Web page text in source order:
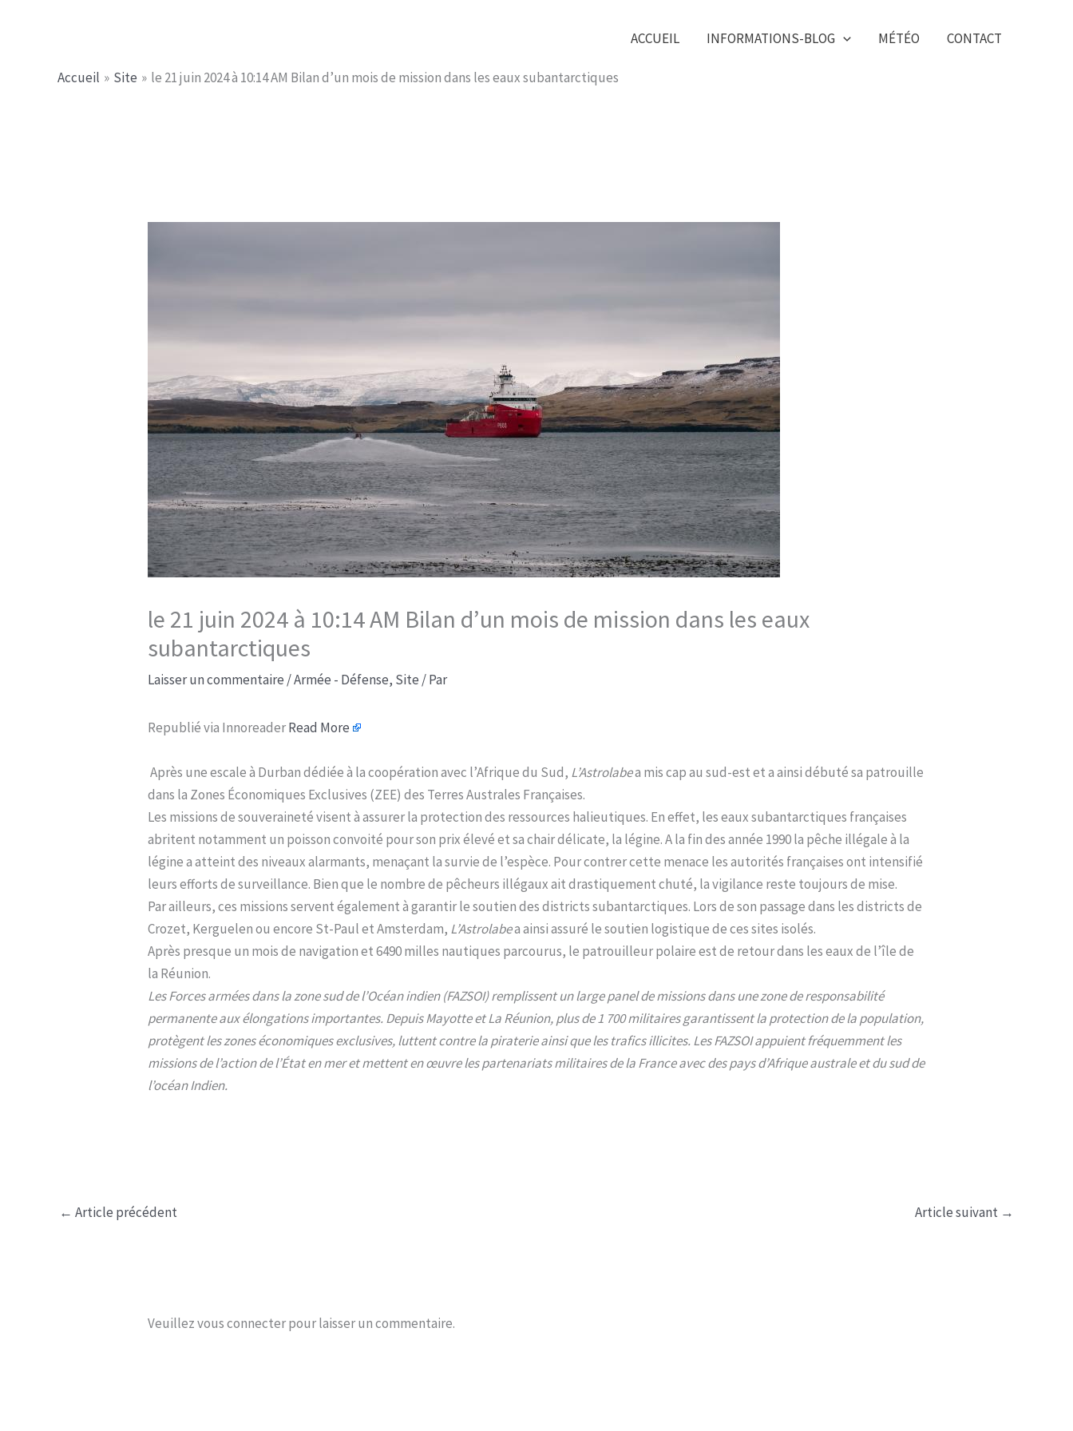
ACCUEIL INFORMATIONS-BLOG MÉTÉO CONTACT
Accueil Site le 21 juin 2024 à 10:14 AM Bilan d’un mois de mission dans les eaux subantarctiques​
le 21 juin 2024 à 10:14 AM Bilan d’un mois de mission dans les eaux
subantarctiques​
Laisser un commentaire /Armée - Défense, Site / Par
Republié via InnoreaderRead More
Après une escale à Durban dédiée à la coopération avec l’Afrique du Sud, L’Astrolabea mis cap au sud-est et a ainsi débuté sa patrouille
dans la Zones Économiques Exclusives (ZEE) des Terres Australes Françaises.
Les missions de souveraineté visent à assurer la protection des ressources halieutiques. En effet, les eaux subantarctiques françaises
abritent notamment un poisson convoité pour son prix élevé et sa chair délicate, la légine. A la fin des année 1990 la pêche illégale à la
légine a atteint des niveaux alarmants, menaçant la survie de l’espèce. Pour contrer cette menace les autorités françaises ont intensifié
leurs efforts de surveillance. Bien que le nombre de pêcheurs illégaux ait drastiquement chuté, la vigilance reste toujours de mise.
Par ailleurs, ces missions servent également à garantir le soutien des districts subantarctiques. Lors de son passage dans les districts de
Crozet, Kerguelen ou encore St-Paul et Amsterdam, L’Astrolabea ainsi assuré le soutien logistique de ces sites isolés.
Après presque un mois de navigation et 6490 milles nautiques parcourus, le patrouilleur polaire est de retour dans les eaux de l’île de
la Réunion.
Les Forces armées dans la zone sud de l’Océan indien (FAZSOI) remplissent un large panel de missions dans une zone de responsabilité
permanente aux élongations importantes. Depuis Mayotte et La Réunion, plus de 1 700 militaires garantissent la protection de la population,
protègent les zones économiques exclusives, luttent contre la piraterie ainsi que les trafics illicites. Les FAZSOI appuient fréquemment les
missions de l’action de l’État en mer et mettent en œuvre les partenariats militaires de la France avec des pays d’Afrique australe et du sud de
l’océan Indien.
← Article précédent Article suivant →
Veuillez vous connecter pour laisser un commentaire.